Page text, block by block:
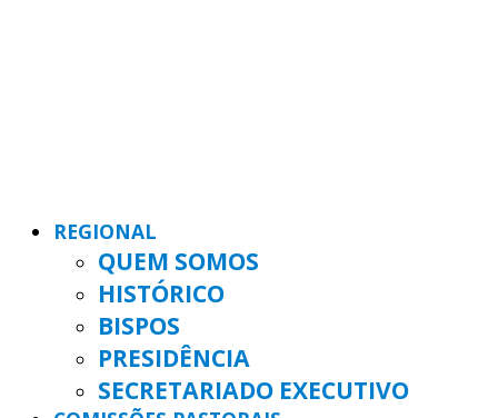
REGIONAL
QUEM SOMOS
HISTÓRICO
BISPOS
PRESIDÊNCIA
SECRETARIADO EXECUTIVO